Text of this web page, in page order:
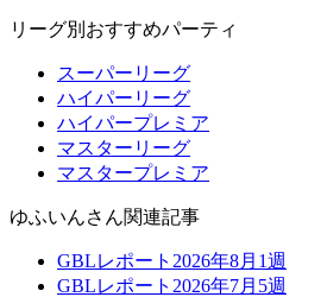
リーグ別おすすめパーティ
スーパーリーグ
ハイパーリーグ
ハイパープレミア
マスターリーグ
マスタープレミア
ゆふいんさん関連記事
GBLレポート2026年8月1週
GBLレポート2026年7月5週